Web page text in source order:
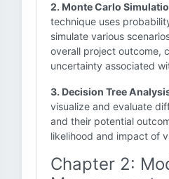
2. Monte Carlo
technique uses
simulate various
overall project outcome,
uncertainty associated
3. Decision Tree
visualize and evaluate
and their potential
likelihood and impact of
Chapter 2: